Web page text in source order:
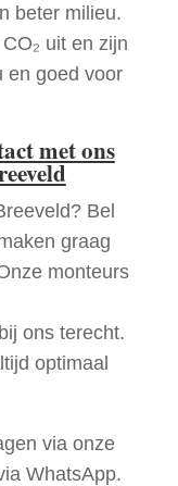
beter milieu.
uit en zijn
en goed voor
met ons
Bel
graag
monteurs
ons terecht.
optimaal
via onze
WhatsApp.